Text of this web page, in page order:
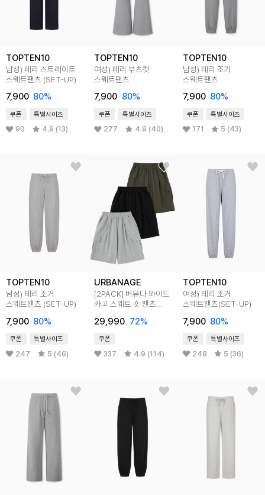
TOPTEN10
남성) 테리 스트레이트
스웨트팬츠 (SET-UP)
7,900 80%
쿠폰 특별사이즈
90 4.9 (13)
TOPTEN10
여성) 테리 부츠컷
스웨트팬츠
7,900 80%
쿠폰 특별사이즈
277 4.9 (40)
TOPTEN10
남성) 테리 조거
스웨트팬츠
7,900 80%
쿠폰 특별사이즈
171 5 (43)
TOPTEN10
남성) 테리 조거
스웨트팬츠 (SET-UP)
7,900 80%
쿠폰 특별사이즈
247 5 (46)
URBANAGE
[2PACK] 버뮤다 와이드
카고 스웨트 숏 팬츠
29,990 72%
쿠폰
337 4.9 (114)
TOPTEN10
여성) 테리 조거
스웨트팬츠(SET-UP)
7,900 80%
쿠폰 특별사이즈
248 5 (36)